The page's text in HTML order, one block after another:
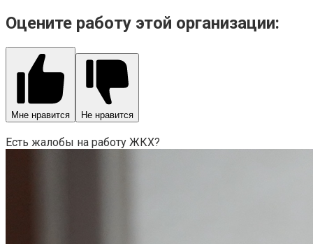
Оцените работу этой организации:
Мне нравится Не нравится
Есть жалобы на работу ЖКХ?